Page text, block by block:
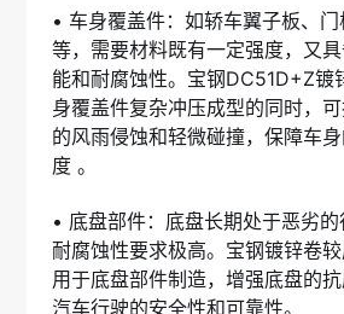
• 车身覆盖件：如轿车翼子板、
等，需要材料既有一定强度，又
能和耐腐蚀性。宝钢DC51D+Z镀
身覆盖件复杂冲压成型的同时，
的风雨侵蚀和轻微碰撞，保障车
度 。
• 底盘部件：底盘长期处于恶劣
耐腐蚀性要求极高。宝钢镀锌卷
用于底盘部件制造，增强底盘的
汽车行驶的安全性和可靠性。